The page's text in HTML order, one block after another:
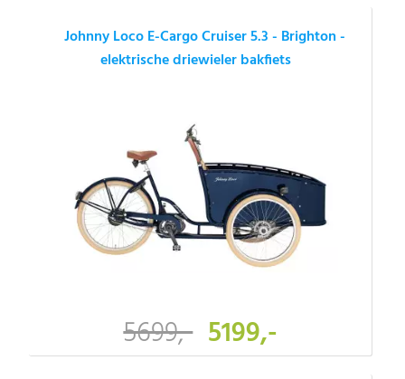
Johnny Loco E-Cargo Cruiser 5.3 - Brighton -
elektrische driewieler bakfiets
5699,- 5199,-